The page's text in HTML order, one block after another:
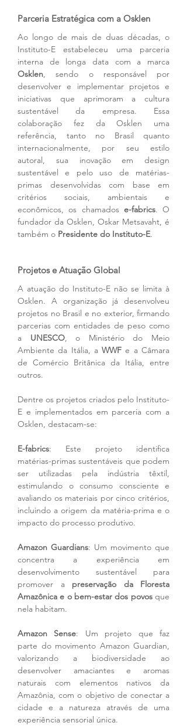
Parceria Estratégica com a Osklen
Ao longo de mais de duas décadas, o
Instituto-E estabeleceu uma parceria
Osklen, sendo o responsável por
desenvolver e implementar projetos e
iniciativas que aprimoram a cultura
sustentável da empresa. Essa
colaboração fez da Osklen uma
referência, tanto no Brasil quanto
internacionalmente, por seu estilo
autoral, sua inovação em design
sustentável e pelo uso de matérias-
primas desenvolvidas com base em
critérios sociais, ambientais e
econômicos, os chamados e-fabrics. O
fundador da Osklen, Oskar Metsavaht, é
também o Presidente do Instituto-E.
Projetos e Atuação Global
A atuação do Instituto-E não se limita à
Osklen. A organização já desenvolveu
projetos no Brasil e no exterior, firmando
parcerias com entidades de peso como
a UNESCO, o Ministério do Meio
Ambiente da Itália, a WWF e a Câmara
de Comércio Britânica da Itália, entre
outros.
Dentre os projetos criados pelo Instituto-
E e implementados em parceria com a
Osklen, destacam-se:
E-fabrics: Este projeto identifica
matérias-primas sustentáveis que podem
ser utilizadas pela indústria têxtil,
estimulando o consumo consciente e
avaliando os materiais por cinco critérios,
incluindo a origem da matéria-prima e o
impacto do processo produtivo.
Amazon Guardians: Um movimento que
concentra a experiência em
desenvolvimento sustentável para
promover a preservação da Floresta
Amazônica e o bem-estar dos povos que
nela habitam.
Amazon Sense: Um projeto que faz
parte do movimento Amazon Guardian,
valorizando a biodiversidade ao
desenvolver amaciantes e aromas
naturais com elementos nativos da
Amazônia, com o objetivo de conectar a
cidade e a natureza através de uma
experiência sensorial única.